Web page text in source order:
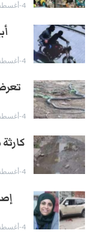
4-أغسطس- 2026
4-أغسطس- 2026
4-أغسطس- 2026
4-أغسطس- 2026
4-أغسطس- 2026